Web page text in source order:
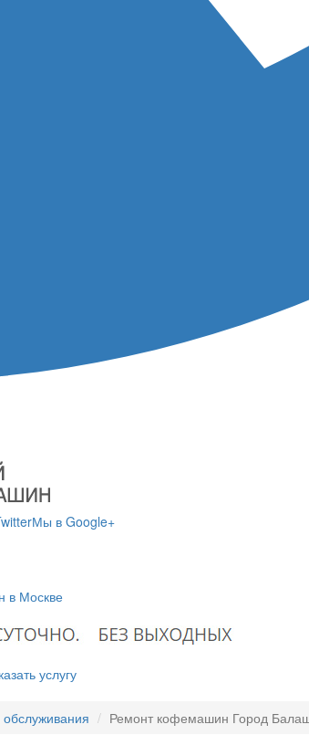
Мы в Google+
услугу
Ремонт кофемашин Город